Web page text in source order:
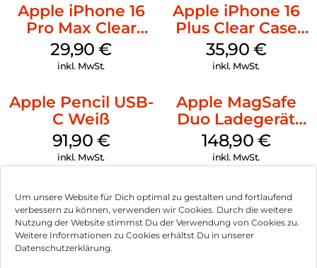
Um unsere Website für Dich optimal zu gestalten und fortlaufend
verbessern zu können, verwenden wir Cookies. Durch die weitere
Nutzung der Website stimmst Du der Verwendung von Cookies zu.
Weitere Informationen zu Cookies erhältst Du in unserer
Datenschutzerklärung.
Apple iPhone 16
Pro Max Clear
Case MagSafe
Transparent
29,90€
inkl. MwSt.
Apple iPhone 16
Plus Clear Case
MagSafe
Transparent
35,90 €
inkl. MwSt.
Apple Pencil USB-
C Weiß
91,90 €
inkl. MwSt.
Apple MagSafe
Duo Ladegerät
Weiß
148,90 €
inkl. MwSt.
Impressum